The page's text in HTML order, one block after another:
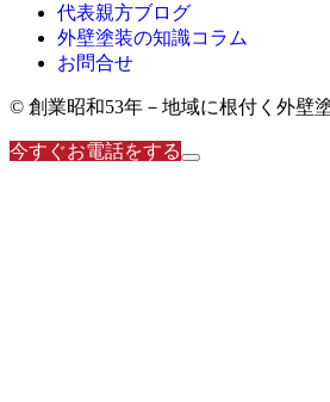
代表親方ブログ
外壁塗装の知識コラム
お問合せ
© 創業昭和53年－地域に根付く外壁
今すぐお電話をする